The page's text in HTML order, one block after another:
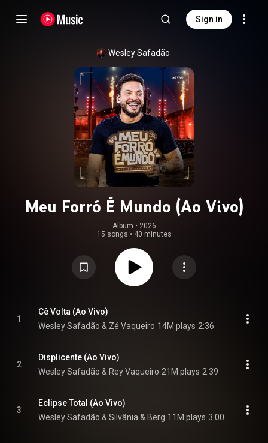
Sign in
Wesley Safadão
Meu Forró É Mundo (Ao Vivo)
Album • 2026
15 songs • 40 minutes
1
Cê Volta (Ao Vivo)
Wesley Safadão & Zé Vaqueiro 14M plays 2:36
2
Displicente (Ao Vivo)
Wesley Safadão & Rey Vaqueiro 21M plays 2:39
3
Eclipse Total (Ao Vivo)
Wesley Safadão & Silvânia & Berg 11M plays 3:00